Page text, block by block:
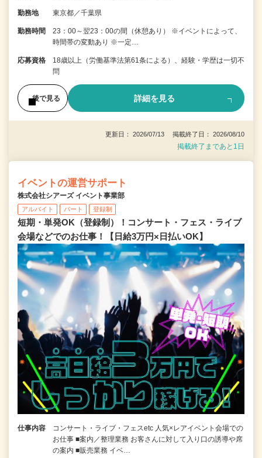
勤務地 東京都／千葉県
勤務時間
23：00～翌23：00の間（休憩あり） ※イベントによって、
時間帯の変動あり ※一定…
応募資格
18歳以上（労働基準法第61条による）、経験・学歴は一切不
問
後で見る 詳細を見る
更新日： 2026/07/13 掲載終了日： 2026/08/10
掲載終了まであと1日
イベントの運営サポート
株式会社シアーズ イベント事業部
アルバイト パート 登録制
短期・単発OK（登録制）！コンサート・フェス・ライブ
会場などでのお仕事！【日給3万円×日払いOK】
仕事内容
コンサート・ライブ・フェスetc 人気×レアイベント会場での
お仕事 ■案内／整理業務 お客さんに対して入り口の誘導や席
の案内 ■販売業務 イベ…